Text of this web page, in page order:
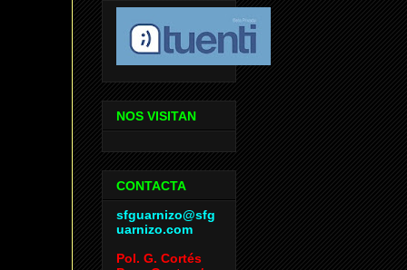
NOS VISITAN
CONTACTA
sfguarnizo@sfg
uarnizo.com
Pol. G. Cortés